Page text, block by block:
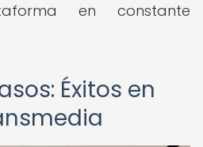
en constante
Éxitos en